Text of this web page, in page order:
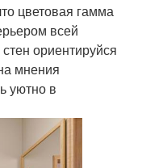
цветовая гамма
всей
ориентируйся
мнения
уютно в